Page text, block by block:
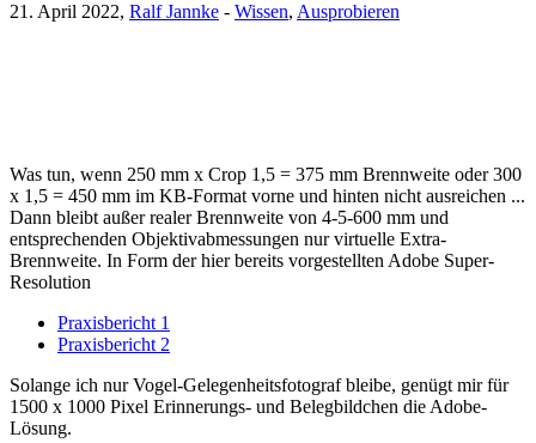
21. April 2022, Ralf Jannke - Wissen, Ausprobieren
Was tun, wenn 250 mm x Crop 1,5 = 375 mm Brennweite oder 300
x 1,5 = 450 mm im KB-Format vorne und hinten nicht ausreichen ...
Dann bleibt außer realer Brennweite von 4-5-600 mm und
entsprechenden Objektivabmessungen nur virtuelle Extra-
Brennweite. In Form der hier bereits vorgestellten Adobe Super-
Resolution
Praxisbericht 1
Praxisbericht 2
Solange ich nur Vogel-Gelegenheitsfotograf bleibe, genügt mir für
1500 x 1000 Pixel Erinnerungs- und Belegbildchen die Adobe-
Lösung.